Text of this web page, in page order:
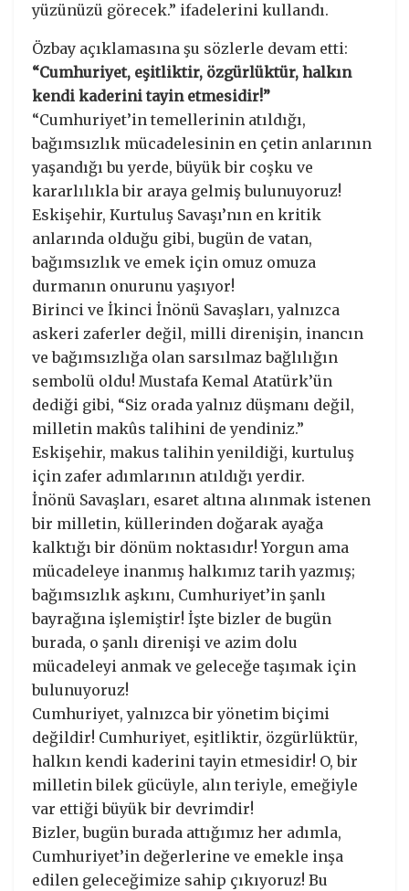
yüzünüzü görecek.” ifadelerini kullandı.
Özbay açıklamasına şu sözlerle devam etti:
“Cumhuriyet, eşitliktir, özgürlüktür, halkın
kendi kaderini tayin etmesidir!”
“Cumhuriyet’in temellerinin atıldığı,
bağımsızlık mücadelesinin en çetin anlarının
yaşandığı bu yerde, büyük bir coşku ve
kararlılıkla bir araya gelmiş bulunuyoruz!
Eskişehir, Kurtuluş Savaşı’nın en kritik
anlarında olduğu gibi, bugün de vatan,
bağımsızlık ve emek için omuz omuza
durmanın onurunu yaşıyor!
Birinci ve İkinci İnönü Savaşları, yalnızca
askeri zaferler değil, milli direnişin, inancın
ve bağımsızlığa olan sarsılmaz bağlılığın
sembolü oldu! Mustafa Kemal Atatürk’ün
dediği gibi, “Siz orada yalnız düşmanı değil,
milletin makûs talihini de yendiniz.”
Eskişehir, makus talihin yenildiği, kurtuluş
için zafer adımlarının atıldığı yerdir.
İnönü Savaşları, esaret altına alınmak istenen
bir milletin, küllerinden doğarak ayağa
kalktığı bir dönüm noktasıdır! Yorgun ama
mücadeleye inanmış halkımız tarih yazmış;
bağımsızlık aşkını, Cumhuriyet’in şanlı
bayrağına işlemiştir! İşte bizler de bugün
burada, o şanlı direnişi ve azim dolu
mücadeleyi anmak ve geleceğe taşımak için
bulunuyoruz!
Cumhuriyet, yalnızca bir yönetim biçimi
değildir! Cumhuriyet, eşitliktir, özgürlüktür,
halkın kendi kaderini tayin etmesidir! O, bir
milletin bilek gücüyle, alın teriyle, emeğiyle
var ettiği büyük bir devrimdir!
Bizler, bugün burada attığımız her adımla,
Cumhuriyet’in değerlerine ve emekle inşa
edilen geleceğimize sahip çıkıyoruz! Bu